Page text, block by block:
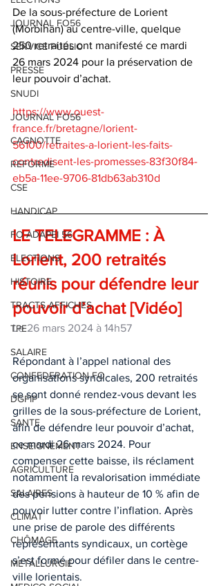
JOURNAL FO56
SERVICE PUBLIC
PRESSE
SNUDI
JOURNAL FO56
CAGNOTTE
REFORME
CSE
HANDICAP
FO ADAPEI 56
ELECTIONS
HISTOIRE
TRACTS AFFICHES
TPE
SALAIRE
CONFEDERATION FO
DGFIP
SANTE
ENSEIGNEMENT
AGRICULTURE
SALAIRES
CLIMAT
CHÔMAGE
METALLURGIE
De la sous-préfecture de Lorient
(Morbihan) au centre-ville, quelque
250 retraités ont manifesté ce mardi
26 mars 2024 pour la préservation de
leur pouvoir d’achat.
https://www.ouest-
france.fr/bretagne/lorient-
56100/retraites-a-lorient-les-faits-
contredisent-les-promesses-83f30f84-
eb5a-11ee-9706-81db63ab310d
LE TELEGRAMME : À
Lorient, 200 retraités
réunis pour défendre leur
pouvoir d’achat [Vidéo]
Le 26 mars 2024 à 14h57
Répondant à l’appel national des
organisations syndicales, 200 retraités
se sont donné rendez-vous devant les
grilles de la sous-préfecture de Lorient,
afin de défendre leur pouvoir d’achat,
ce mardi 26 mars 2024. Pour
compenser cette baisse, ils réclament
notamment la revalorisation immédiate
des pensions à hauteur de 10 % afin de
pouvoir lutter contre l’inflation. Après
une prise de parole des différents
représentants syndicaux, un cortège
s’est formé pour défiler dans le centre-
ville lorientais.